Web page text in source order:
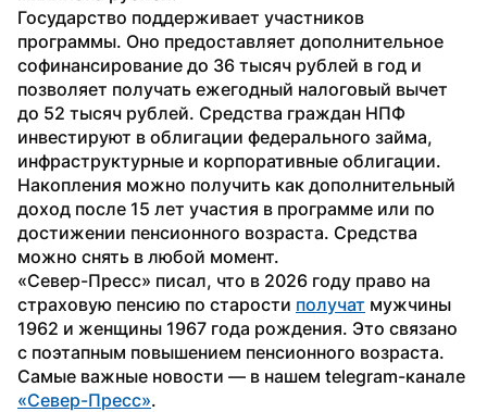
Государство поддерживает участников
программы. Оно предоставляет дополнительное
софинансирование до 36 тысяч рублей в год и
позволяет получать ежегодный налоговый вычет
до 52 тысяч рублей. Средства граждан НПФ
инвестируют в облигации федерального займа,
инфраструктурные и корпоративные облигации.
Накопления можно получить как дополнительный
доход после 15 лет участия в программе или по
достижении пенсионного возраста. Средства
можно снять в любой момент.
«Север-Пресс» писал, что в 2026 году право на
страховую пенсию по старости получат мужчины
1962 и женщины 1967 года рождения. Это связано
с поэтапным повышением пенсионного возраста.
«Север-Пресс».